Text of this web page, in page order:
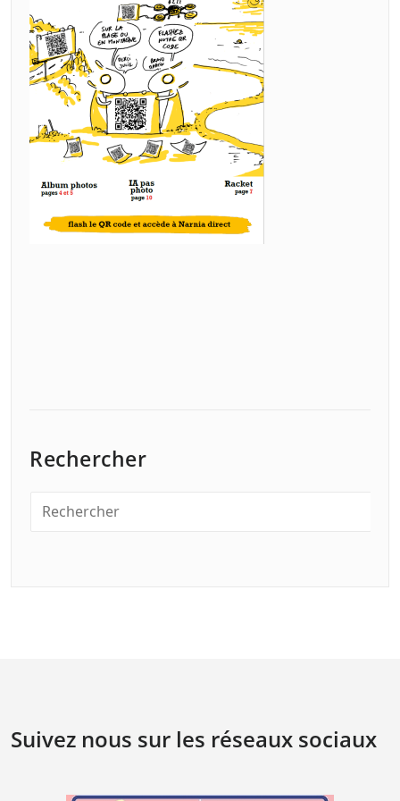
Rechercher
Suivez nous sur les réseaux sociaux